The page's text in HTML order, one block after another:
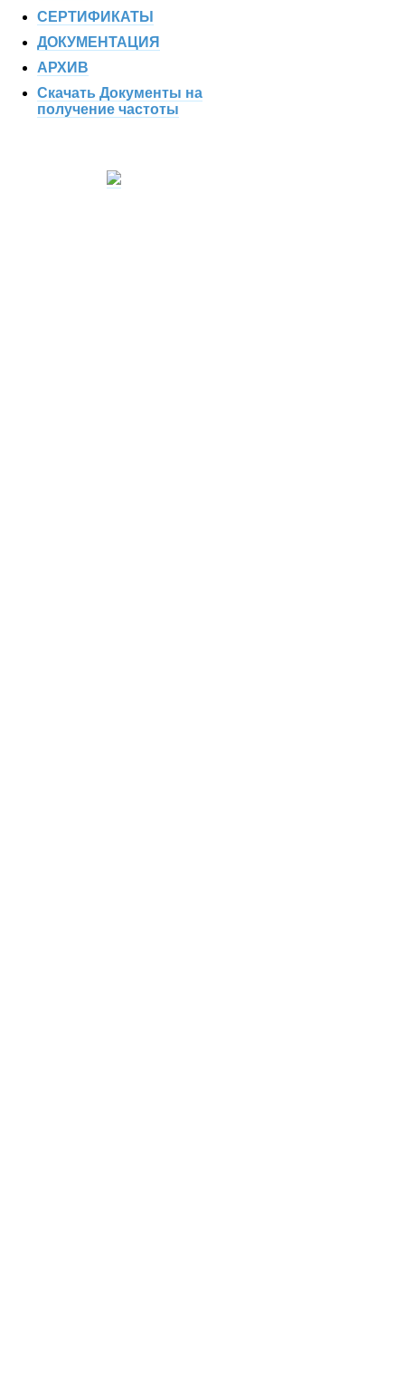
СЕРТИФИКАТЫ
ДОКУМЕНТАЦИЯ
АРХИВ
Скачать Документы на
получение частоты